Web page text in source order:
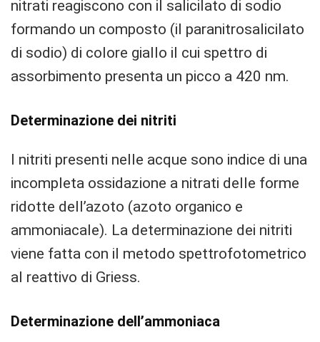
nitrati reagiscono con il salicilato di sodio
formando un composto (il paranitrosalicilato
di sodio) di colore giallo il cui spettro di
assorbimento presenta un picco a 420 nm.
Determinazione dei nitriti
I nitriti presenti nelle acque sono indice di una
incompleta ossidazione a nitrati delle forme
ridotte dell’azoto (azoto organico e
ammoniacale). La determinazione dei nitriti
viene fatta con il metodo spettrofotometrico
al reattivo di Griess.
Determinazione dell’ammoniaca